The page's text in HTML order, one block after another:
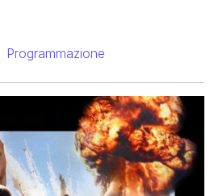
Programmazione